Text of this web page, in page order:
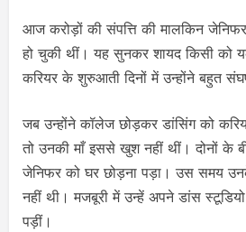
आज करोड़ों की संपत्ति की मालकिन
हो चुकी थीं। यह सुनकर शायद किसी को
करियर के शुरुआती दिनों में उन्होंने बहुत
जब उन्होंने कॉलेज छोड़कर डांसिंग को
तो उनकी माँ इससे खुश नहीं थीं। दोनों के
जेनिफर को घर छोड़ना पड़ा। उस समय
नहीं थी। मजबूरी में उन्हें अपने डांस
पड़ीं।